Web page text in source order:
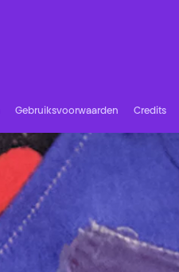
Gebruiksvoorwaarden Credits